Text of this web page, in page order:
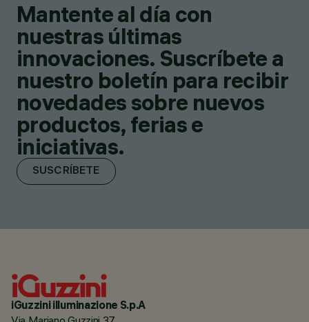
Mantente al día con
nuestras últimas
innovaciones. Suscríbete a
nuestro boletín para recibir
novedades sobre nuevos
productos, ferias e
iniciativas.
SUSCRÍBETE
iGuzzini illuminazione S.p.A